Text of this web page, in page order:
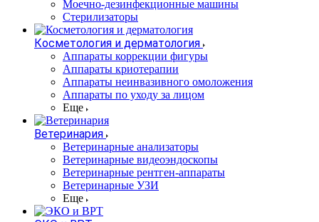
Моечно-дезинфекционные машины
Стерилизаторы
Косметология и дерматология
Аппараты коррекции фигуры
Аппараты криотерапии
Аппараты неинвазивного омоложения
Аппараты по уходу за лицом
Еще
Ветеринария
Ветеринарные анализаторы
Ветеринарные видеоэндоскопы
Ветеринарные рентген-аппараты
Ветеринарные УЗИ
Еще